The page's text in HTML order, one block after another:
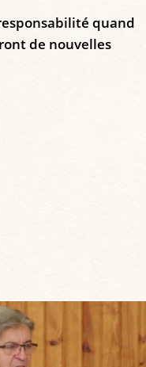
quand
de nouvelles